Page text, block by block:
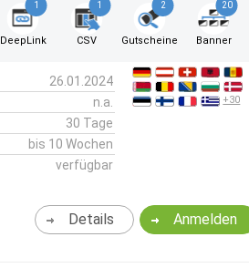
1
DeepLink
1
CSV
2
Gutscheine
20
Banner
26.01.2024
n.a.
30 Tage
bis 10 Wochen
verfügbar
+30
Anmelden
Details